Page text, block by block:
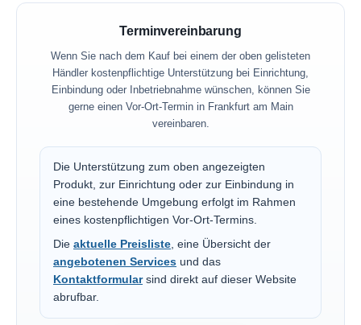
Terminvereinbarung
Wenn Sie nach dem Kauf bei einem der oben gelisteten
Händler kostenpflichtige Unterstützung bei Einrichtung,
Einbindung oder Inbetriebnahme wünschen, können Sie
gerne einen Vor-Ort-Termin in Frankfurt am Main
vereinbaren.
Die Unterstützung zum oben angezeigten
Produkt, zur Einrichtung oder zur Einbindung in
eine bestehende Umgebung erfolgt im Rahmen
eines kostenpflichtigen Vor-Ort-Termins.
Die aktuelle Preisliste, eine Übersicht der
angebotenen Services und das
Kontaktformularsind direkt auf dieser Website
abrufbar.